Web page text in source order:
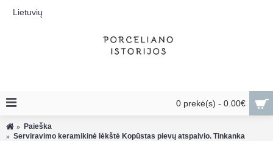
Lietuvių
0 prekė(s) - 0.00€
Paieška
Serviravimo keramikinė lėkštė Kopūstas pievų atspalvio. Tinkanka